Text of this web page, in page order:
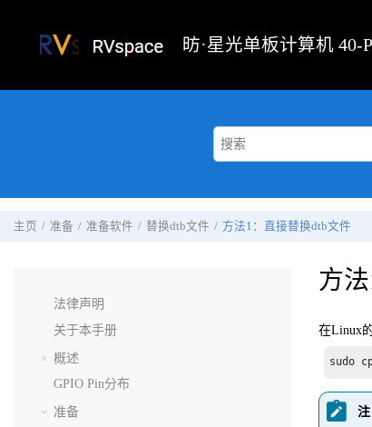
昉·星光单板计算机 40-
主页 准备 准备软件 替换dtb文件 方法1：直接替换dtb文件
法律声明
关于本手册
概述
GPIO Pin分布
准备
方
在Linux
sudo
注